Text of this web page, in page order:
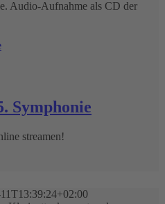
Symphonie
streamen!